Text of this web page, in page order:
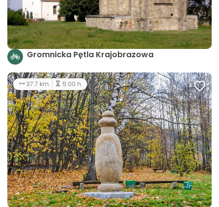
Gromnicka Pętla Krajobrazowa
37.7 km 5:00 h